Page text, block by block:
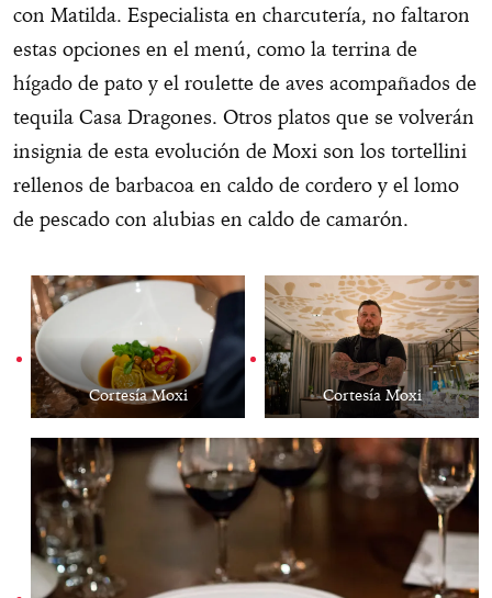
con Matilda. Especialista en charcutería, no faltaron
estas opciones en el menú, como la terrina de
hígado de pato y el roulette de aves acompañados de
tequila Casa Dragones. Otros platos que se volverán
insignia de esta evolución de Moxi son los tortellini
rellenos de barbacoa en caldo de cordero y el lomo
de pescado con alubias en caldo de camarón.
Cortesía Moxi Cortesía Moxi